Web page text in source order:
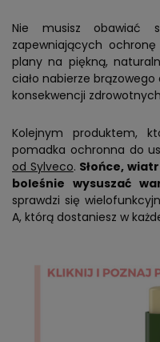
Nie musisz obawiać
zapewniających
plany na piękną,
ciało nabierze
konsekwencji
Kolejnym produktem,
pomadka ochronna do
od Sylveco. Słońce,
boleśnie wysuszać
sprawdzi się
A, którą dostaniesz w